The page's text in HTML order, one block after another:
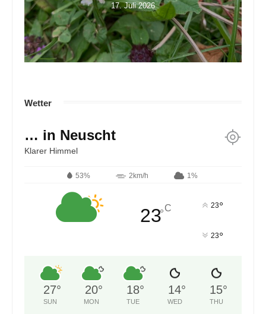
17. Juli 2026
Wetter
… in Neuscht
Klarer Himmel
53% 2km/h 1%
23°C 23°
23°
27°
SUN
20°
MON
18°
TUE
14°
WED
15°
THU